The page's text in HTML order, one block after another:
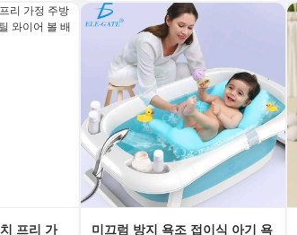
프리 가
미끄럼 방지 욕조 접이식 아기 욕